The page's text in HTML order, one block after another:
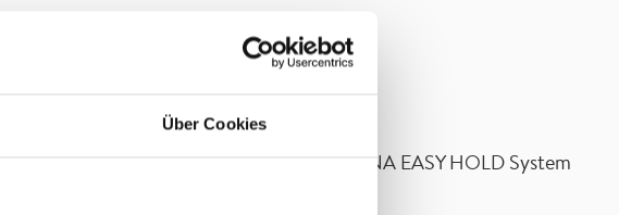
Über Cookies
Stoßgriffe. Dabei begeistert das DANA EASY HOLD System
von DANA.